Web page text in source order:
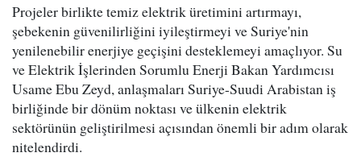
Projeler birlikte temiz elektrik üretimini artırmayı,
şebekenin güvenilirliğini iyileştirmeyi ve Suriye'nin
yenilenebilir enerjiye geçişini desteklemeyi amaçlıyor. Su
ve Elektrik İşlerinden Sorumlu Enerji Bakan Yardımcısı
Usame Ebu Zeyd, anlaşmaları Suriye-Suudi Arabistan iş
birliğinde bir dönüm noktası ve ülkenin elektrik
sektörünün geliştirilmesi açısından önemli bir adım olarak
nitelendirdi.